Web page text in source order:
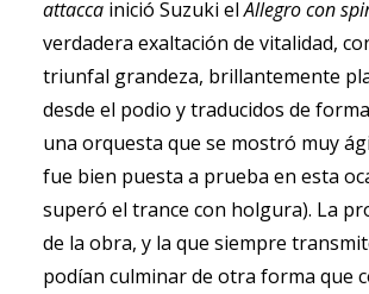
attacca inició Suzuki elAllegro con
verdadera exaltación de vitalidad,
triunfal grandeza, brillantemente
desde el podio y traducidos de
una orquesta que se mostró muy
fue bien puesta a prueba en esta
superó el trance con holgura). La
de la obra, y la que siempre
podían culminar de otra forma que